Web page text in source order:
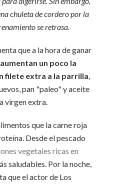
chuleta de cordero por la
se retrasa.
que a la hora de ganar
aumentan un poco la
filete extra a la parrilla
pan "paleo" y aceite
virgen extra.
que la carne roja
Desde el pescado
vegetales ricas en
saludables. Por la noche,
que el actor de Los